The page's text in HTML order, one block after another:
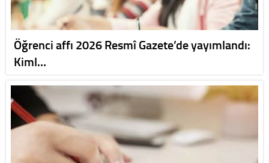
Öğrenci affı 2026 Resmî Gazete’de yayımlandı:
Kiml…